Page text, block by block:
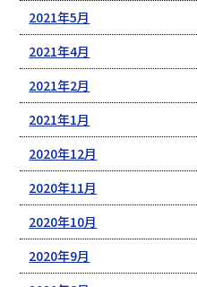
2021年5月
2021年4月
2021年2月
2021年1月
2020年12月
2020年11月
2020年10月
2020年9月